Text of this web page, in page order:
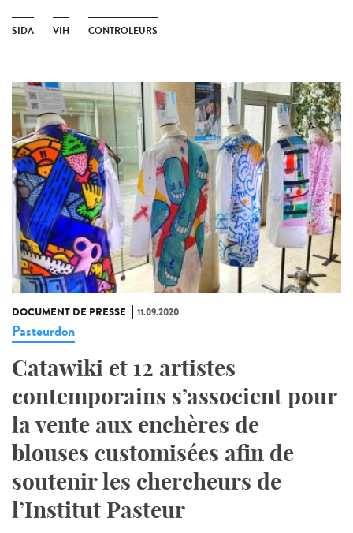
SIDA VIH CONTROLEURS
DOCUMENT DE PRESSE 11.09.2020
Pasteurdon
Catawiki et 12 artistes
contemporains s’associent pour
la vente aux enchères de
blouses customisées afin de
soutenir les chercheurs de
l’Institut Pasteur